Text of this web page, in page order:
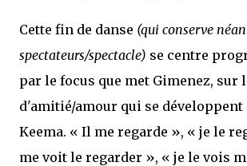
Cette fin de danse (qui conserve
spectateurs/spectacle) se centre
par le focus que met Gimenez, sur
d'amitié/amour qui se développent
Keema. « Il me regarde », « je le
me voit le regarder », « je le vois